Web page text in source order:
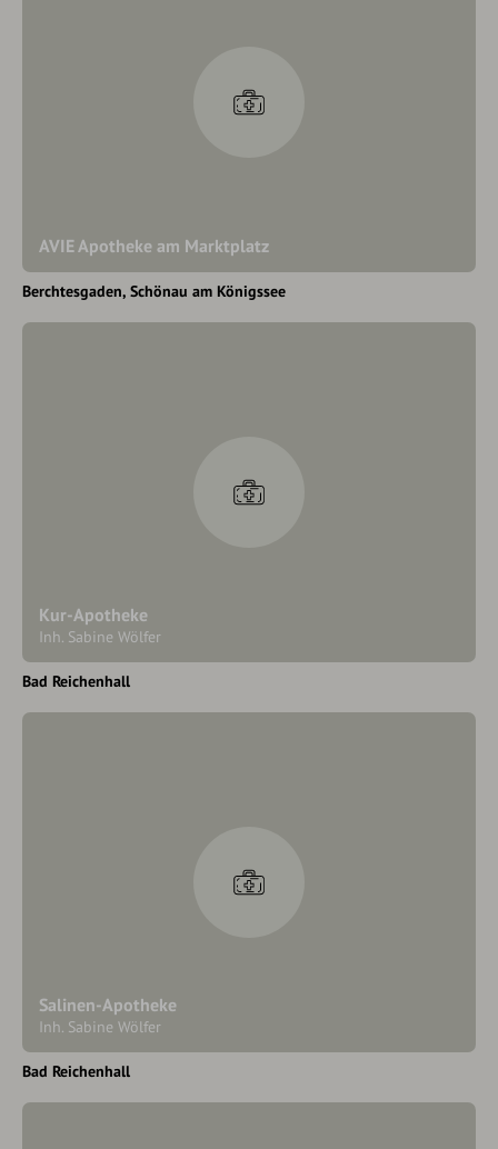
AVIE Apotheke am Marktplatz
Berchtesgaden Schönau am Königssee
Kur-Apotheke
Inh. Sabine Wölfer
Bad Reichenhall
Salinen-Apotheke
Inh. Sabine Wölfer
Bad Reichenhall